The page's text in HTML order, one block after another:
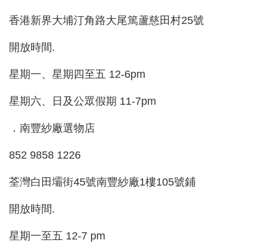
香港新界大埔汀角路大尾篤蘆慈田村25號
開放時間.
星期一、星期四至五 12-6pm
星期六、日及公眾假期 11-7pm
．南豐紗廠選物店
852 9858 1226
荃灣白田壩街45號南豐紗廠1樓105號鋪
開放時間.
星期一至五 12-7 pm